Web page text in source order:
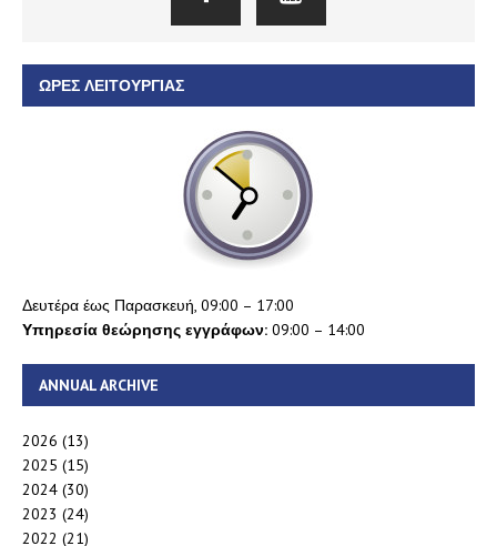
ΏΡΕΣ ΛΕΙΤΟΥΡΓΊΑΣ
Δευτέρα έως Παρασκευή, 09:00 – 17:00
Υπηρεσία θεώρησης εγγράφων: 09:00 – 14:00
ANNUAL ARCHIVE
2026 (13)
2025 (15)
2024 (30)
2023 (24)
2022 (21)